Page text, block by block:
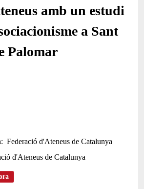
amb un estudi
a Sant
Palomar
Federació d'Ateneus de Catalunya
d'Ateneus de Catalunya